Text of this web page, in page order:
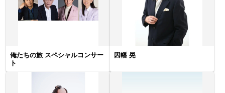
俺たちの旅 スペシャルコンサー
ト
因幡 晃